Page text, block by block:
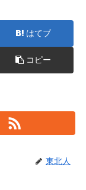
はてブ
コピー
東北人